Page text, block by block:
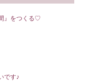
』をつくる♡
です♪